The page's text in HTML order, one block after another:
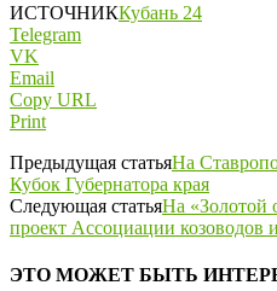
ИСТОЧНИККубань 24
Telegram
VK
Email
Copy URL
Print
Предыдущая статьяНа
Кубок Губернатора края
Следующая статьяНа «Золотой
проект Ассоциации козоводов
ЭТО МОЖЕТ БЫТЬ